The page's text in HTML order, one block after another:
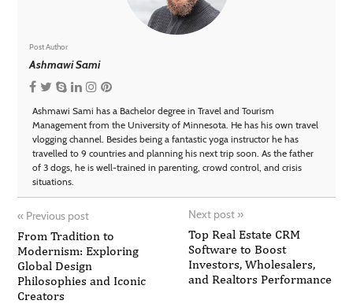
Post Author
Ashmawi Sami
Ashmawi Sami has a Bachelor degree in Travel and Tourism
Management from the University of Minnesota. He has his own travel
vlogging channel. Besides being a fantastic yoga instructor he has
travelled to 9 countries and planning his next trip soon. As the father
of 3 dogs, he is well-trained in parenting, crowd control, and crisis
situations.
« Previous post
From Tradition to
Modernism: Exploring
Global Design
Philosophies and Iconic
Creators
Next post »
Top Real Estate CRM
Software to Boost
Investors, Wholesalers,
and Realtors Performance